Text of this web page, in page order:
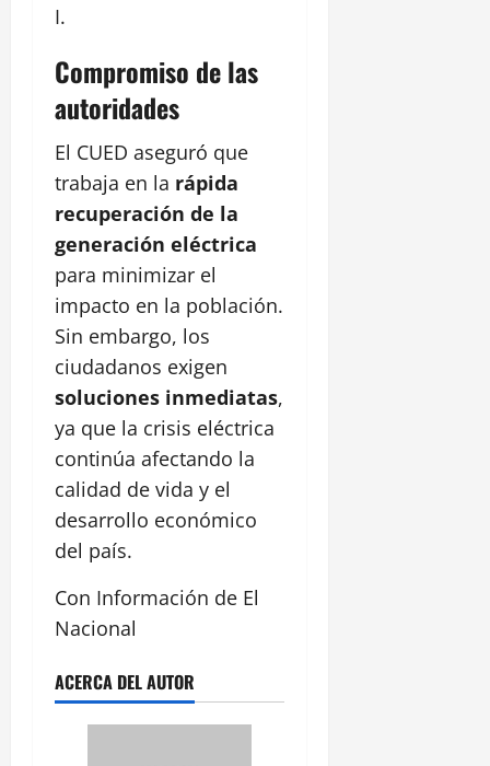
I.
Compromiso de las
autoridades
El CUED aseguró que
trabaja en la rápida
recuperación de la
generación eléctrica
para minimizar el
impacto en la población.
Sin embargo, los
ciudadanos exigen
soluciones inmediatas,
ya que la crisis eléctrica
continúa afectando la
calidad de vida y el
desarrollo económico
del país.
Con Información de El
Nacional
ACERCA DEL AUTOR